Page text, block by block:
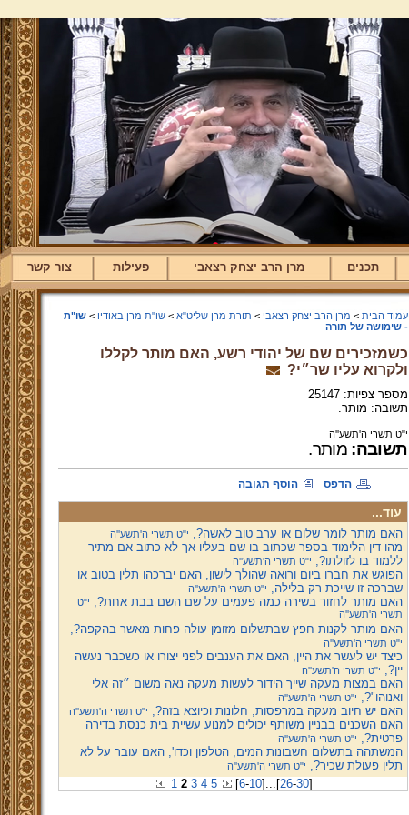
תכנים מרן הרב יצחק רצאבי פעילות צור קשר
עמוד הבית > מרן הרב יצחק רצאבי > תורת מרן שליט"א >שו"ת מרן באודיו >שו"ת
- שימושה של תורה
כשמזכירים שם של יהודי רשע, האם מותר לקללו
ולקרוא עליו שר״י?
מספר צפיות: 25147
תשובה: מותר.
י"ט תשרי ה'תשע''ה
תשובה: מותר.
הדפס הוסף תגובה
עוד...
האם מותר לומר שלום או ערב טוב לאשה?, י"ט תשרי ה'תשע''ה
מהו דין הלימוד בספר שכתוב בו שם בעליו אך לא כתוב אם מתיר
ללמוד בו לזולתו?, י"ט תשרי ה'תשע''ה
הפוגש את חברו ביום ורואה שהולך לישון, האם יברכהו תלין בטוב או
שברכה זו שייכת רק בלילה, י"ט תשרי ה'תשע''ה
האם מותר לחזור בשירה כמה פעמים על שם השם בבת אחת?, י"ט
תשרי ה'תשע''ה
האם מותר לקנות חפץ שבתשלום מזומן עולה פחות מאשר בהקפה?,
י"ט תשרי ה'תשע''ה
כיצד יש לעשר את היין, האם את הענבים לפני יצורו או כשכבר נעשה
יין?, י"ט תשרי ה'תשע''ה
האם במצות מעקה שייך הידור לעשות מעקה נאה משום ״זה אלי
ואנוהו"?, י"ט תשרי ה'תשע''ה
האם יש חיוב מעקה במרפסות, חלונות וכיוצא בזה?, י"ט תשרי ה'תשע''ה
האם השכנים בבניין משותף יכולים למנוע עשיית בית כנסת בדירה
פרטית?, י"ט תשרי ה'תשע''ה
המשתהה בתשלום חשבונות המים, הטלפון וכדו', האם עובר על לא
תלין פעולת שכיר?, י"ט תשרי ה'תשע''ה
1 2 3 4 5 [6-10] ... [26-30]